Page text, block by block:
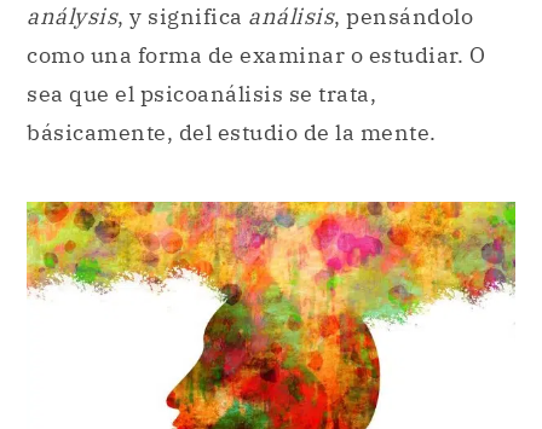
análysis, y significa análisis, pensándolo
como una forma de examinar o estudiar. O
sea que el psicoanálisis se trata,
básicamente, del estudio de la mente.